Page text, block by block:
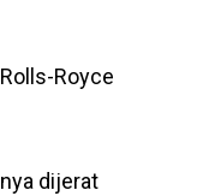
Royce
dijerat